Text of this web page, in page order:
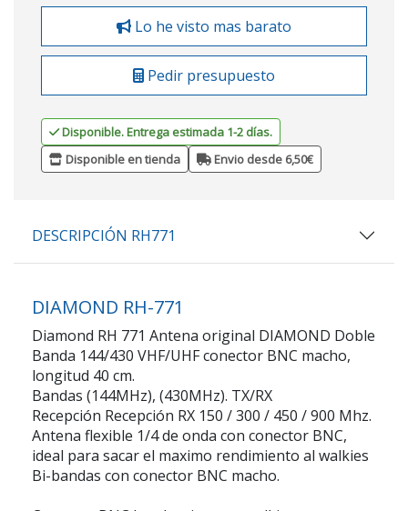
Lo he visto mas barato
Pedir presupuesto
Disponible. Entrega estimada 1-2 días.
Disponible en tienda
Envio desde 6,50€
DESCRIPCIÓN RH771
DIAMOND RH-771
Diamond RH 771 Antena original DIAMOND Doble
Banda 144/430 VHF/UHF conector BNC macho,
longitud 40 cm.
Bandas (144MHz), (430MHz). TX/RX
Recepción Recepción RX 150 / 300 / 450 / 900 Mhz.
Antena flexible 1/4 de onda con conector BNC,
ideal para sacar el maximo rendimiento al walkies
Bi-bandas con conector BNC macho.